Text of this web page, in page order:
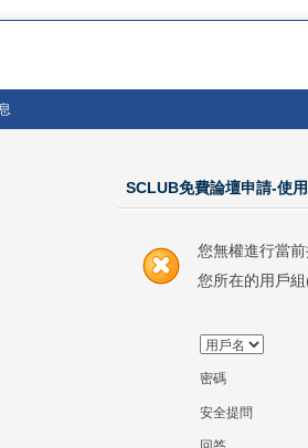
SCLUB免費論壇申請-使
您無權進行當前
您所在的用戶組
密碼
安全提問